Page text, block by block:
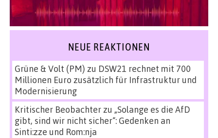
NEUE REAKTIONEN
Grüne & Volt (PM) zu DSW21 rechnet mit 700
Millionen Euro zusätzlich für Infrastruktur und
Modernisierung
Kritischer Beobachterzu „Solange es die AfD
gibt, sind wir nicht sicher“: Gedenken an
Sinti:zze und Rom:nja